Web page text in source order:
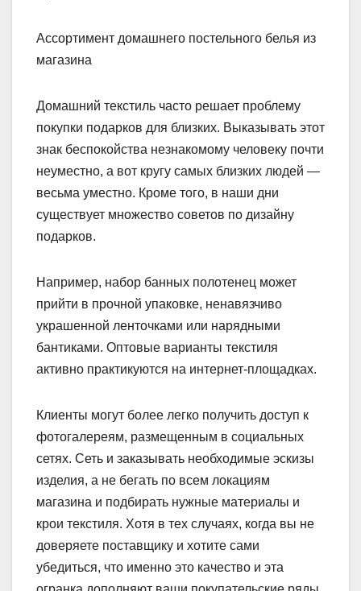
Ассортимент домашнего постельного белья из
магазина
Домашний текстиль часто решает проблему
покупки подарков для близких. Выказывать этот
знак беспокойства незнакомому человеку почти
неуместно, а вот кругу самых близких людей —
весьма уместно. Кроме того, в наши дни
существует множество советов по дизайну
подарков.
Например, набор банных полотенец может
прийти в прочной упаковке, ненавязчиво
украшенной ленточками или нарядными
бантиками. Оптовые варианты текстиля
активно практикуются на интернет-площадках.
Клиенты могут более легко получить доступ к
фотогалереям, размещенным в социальных
сетях. Сеть и заказывать необходимые эскизы
изделия, а не бегать по всем локациям
магазина и подбирать нужные материалы и
крои текстиля. Хотя в тех случаях, когда вы не
доверяете поставщику и хотите сами
убедиться, что именно это качество и эта